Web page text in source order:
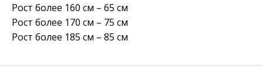
Рост более 160 см – 65 см
Рост более 170 см – 75 см
Рост более 185 см – 85 см